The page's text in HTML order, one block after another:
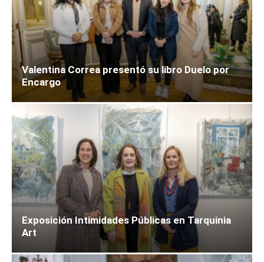
Valentina Correa presentó su libro Duelo por
Encargo
Exposición Intimidades Públicas en Tarquinia
Art